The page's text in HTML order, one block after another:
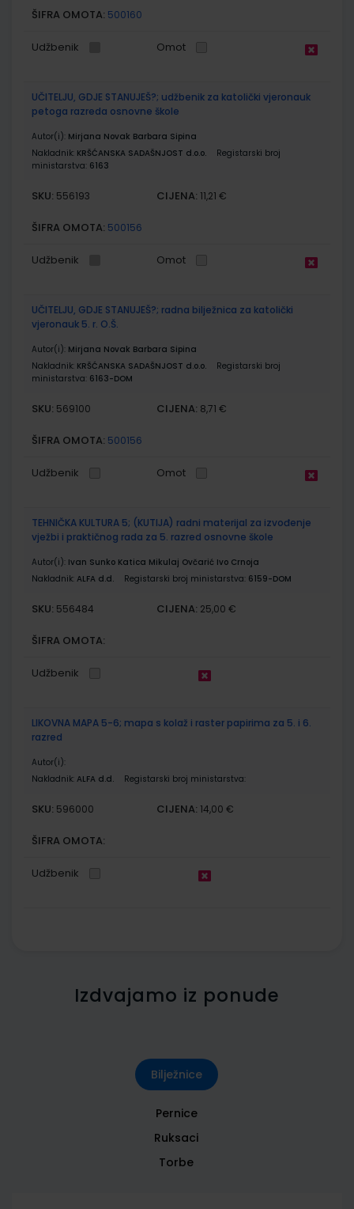
ŠIFRA OMOTA: 500160
Udžbenik Omot
UČITELJU, GDJE STANUJEŠ?; udžbenik za katolički vjeronauk
petoga razreda osnovne škole
Autor(i): Mirjana Novak Barbara Sipina
Nakladnik: KRŠĆANSKA SADAŠNJOST d.o.o.
Registarski broj
ministarstva: 6163
SKU: 556193 CIJENA: 11,21 €
ŠIFRA OMOTA: 500156
Udžbenik Omot
UČITELJU, GDJE STANUJEŠ?; radna bilježnica za katolički
vjeronauk 5. r. O.Š.
Autor(i): Mirjana Novak Barbara Sipina
Nakladnik: KRŠĆANSKA SADAŠNJOST d.o.o.
Registarski broj
ministarstva: 6163-DOM
SKU: 569100 CIJENA: 8,71 €
ŠIFRA OMOTA: 500156
Udžbenik Omot
TEHNIČKA KULTURA 5; (KUTIJA) radni materijal za izvođenje
vježbi i praktičnog rada za 5. razred osnovne škole
Autor(i): Ivan Sunko Katica Mikulaj Ovčarić Ivo Crnoja
Nakladnik: ALFA d.d. Registarski broj ministarstva: 6159-DOM
SKU: 556484 CIJENA: 25,00 €
ŠIFRA OMOTA:
Udžbenik
LIKOVNA MAPA 5-6; mapa s kolaž i raster papirima za 5. i 6.
razred
Autor(i):
Nakladnik: ALFA d.d. Registarski broj ministarstva:
SKU: 596000 CIJENA: 14,00 €
ŠIFRA OMOTA:
Udžbenik
Izdvajamo iz ponude
Bilježnice
Pernice
Ruksaci
Torbe